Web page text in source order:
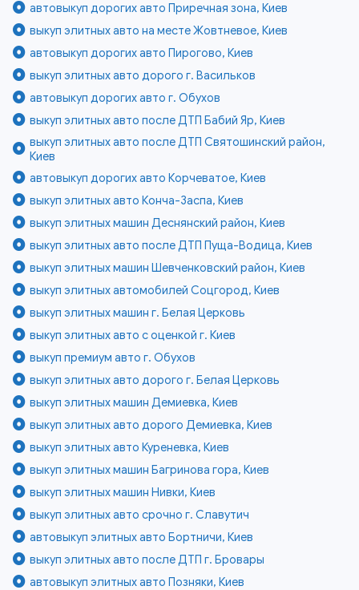
автовыкуп дорогих авто Приречная зона, Киев
выкуп элитных авто на месте Жовтневое, Киев
автовыкуп дорогих авто Пирогово, Киев
выкуп элитных авто дорого г. Васильков
автовыкуп дорогих авто г. Обухов
выкуп элитных авто после ДТП Бабий Яр, Киев
выкуп элитных авто после ДТП Святошинский район,
Киев
автовыкуп дорогих авто Корчеватое, Киев
выкуп элитных авто Конча-Заспа, Киев
выкуп элитных машин Деснянский район, Киев
выкуп элитных авто после ДТП Пуща-Водица, Киев
выкуп элитных машин Шевченковский район, Киев
выкуп элитных автомобилей Соцгород, Киев
выкуп элитных машин г. Белая Церковь
выкуп элитных авто с оценкой г. Киев
выкуп премиум авто г. Обухов
выкуп элитных авто дорого г. Белая Церковь
выкуп элитных машин Демиевка, Киев
выкуп элитных авто дорого Демиевка, Киев
выкуп элитных авто Куреневка, Киев
выкуп элитных машин Багринова гора, Киев
выкуп элитных машин Нивки, Киев
выкуп элитных авто срочно г. Славутич
автовыкуп элитных авто Бортничи, Киев
выкуп элитных авто после ДТП г. Бровары
автовыкуп элитных авто Позняки, Киев